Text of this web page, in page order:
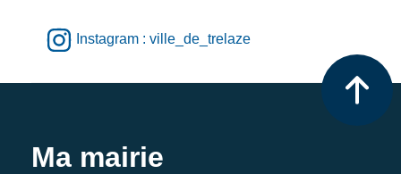
Instagram : ville_de_trelaze
Ma mairie